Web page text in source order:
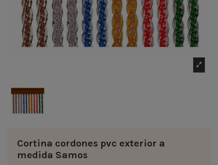
Cortina cordones pvc exterior a
medida Samos